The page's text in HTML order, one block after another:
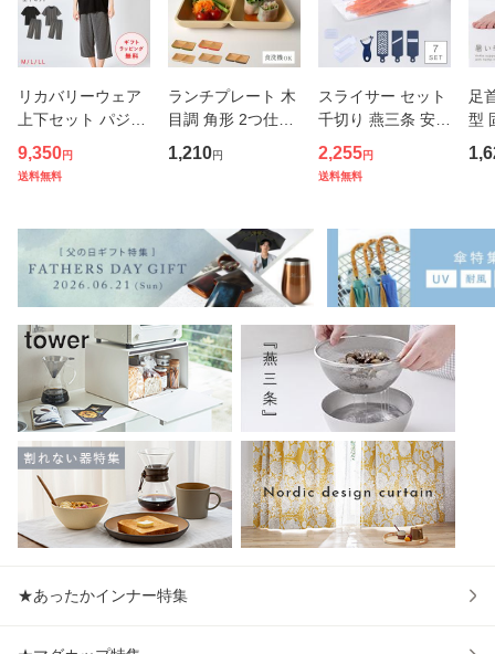
リカバリーウェア
上下セット パジャ
マ 疲労回復 メンズ
夏 半袖シャツ＋7
性 疲れ
9,350円
送料無料
ランチプレート 木
目調 角形 2つ仕切
り 小さめ アースカ
ラー スクエアプレ
り皿 ダイエットプ
レート
1,210円
スライサー セット
千切り 燕三条 安全
ホルダー スリムス
タンドスライサー7
キャベツスライサ
ー 千
2,255円
送料無料
足
型
ー
ス
歩
★あったかインナー特集